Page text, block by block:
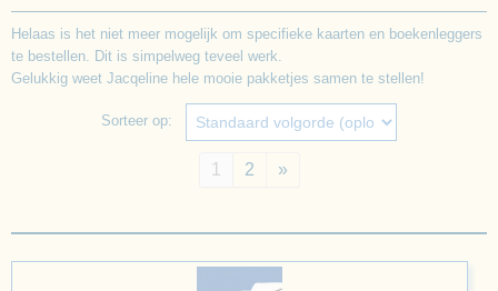
Helaas is het niet meer mogelijk om specifieke kaarten en boekenleggers
te bestellen. Dit is simpelweg teveel werk.
Gelukkig weet Jacqeline hele mooie pakketjes samen te stellen!
Sorteer op:
1 2 »